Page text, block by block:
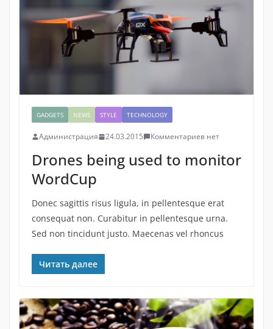
GADGETS NEWS STYLE TECHNOLOGY
Администрация 24.03.2015 Комментариев нет
Drones being used to monitor
WordCup
Donec sagittis risus ligula, in pellentesque erat
consequat non. Curabitur in pellentesque urna.
Sed non tincidunt justo. Maecenas vel rhoncus
Читать далее